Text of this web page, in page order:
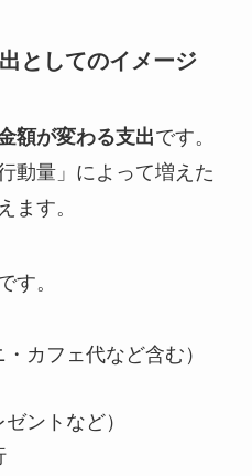
としてのイメージ
額が変わる支出です。
動量」によって増えた
ます。
す。
カフェ代など含む）
ントなど）